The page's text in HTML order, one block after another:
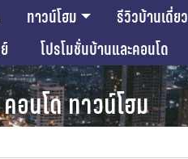
ทาวน์โฮม รีวิวบ้านเดี่ยว
โปรโมชั่นบ้านและคอนโด
อนโด ทาวน์โฮม